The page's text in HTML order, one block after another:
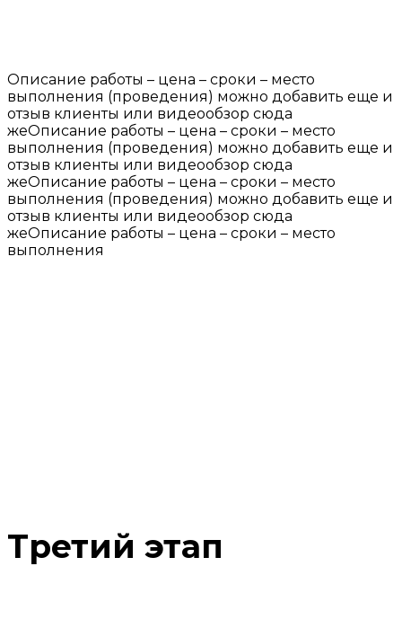
Описание работы – цена – сроки – место
выполнения (проведения) можно добавить еще и
отзыв клиенты или видеообзор сюда
жеОписание работы – цена – сроки – место
выполнения (проведения) можно добавить еще и
отзыв клиенты или видеообзор сюда
жеОписание работы – цена – сроки – место
выполнения (проведения) можно добавить еще и
отзыв клиенты или видеообзор сюда
жеОписание работы – цена – сроки – место
выполнения
Третий этап